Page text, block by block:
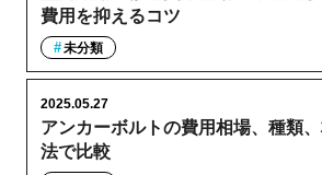
費用を抑えるコツ
未分類
アンカーボルトの費用相場、種類
法で比較
2025.05.27